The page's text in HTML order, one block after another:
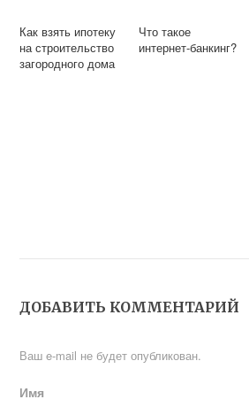
Как взять ипотеку
на строительство
загородного дома
Что такое
интернет-банкинг?
ДОБАВИТЬ КОММЕНТАРИЙ
Ваш e-mail не будет опубликован.
Имя